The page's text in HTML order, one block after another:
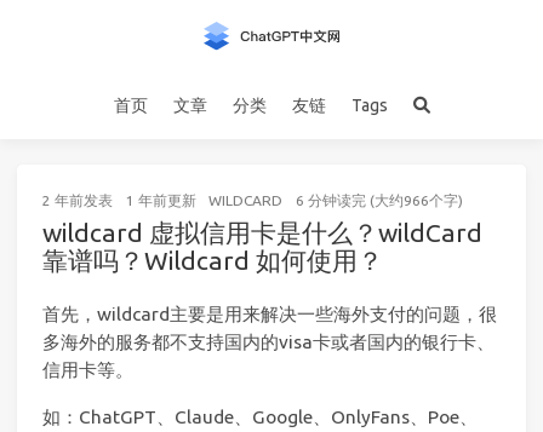
首页 文章 分类 友链 Tags
2 年前发表 1 年前更新 WILDCARD 6 分钟读完 (大约966个字)
wildcard 虚拟信用卡是什么？wildCard
靠谱吗？Wildcard 如何使用？
首先，wildcard主要是用来解决一些海外支付的问题，很
多海外的服务都不支持国内的visa卡或者国内的银行卡、
信用卡等。
如：ChatGPT、Claude、Google、OnlyFans、Poe、